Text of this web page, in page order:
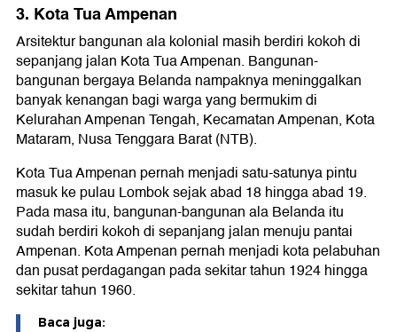
3. Kota Tua Ampenan
Arsitektur bangunan ala kolonial masih berdiri kokoh di
sepanjang jalan Kota Tua Ampenan. Bangunan-
bangunan bergaya Belanda nampaknya meninggalkan
banyak kenangan bagi warga yang bermukim di
Kelurahan Ampenan Tengah, Kecamatan Ampenan, Kota
Mataram, Nusa Tenggara Barat (NTB).
Kota Tua Ampenan pernah menjadi satu-satunya pintu
masuk ke pulau Lombok sejak abad 18 hingga abad 19.
Pada masa itu, bangunan-bangunan ala Belanda itu
sudah berdiri kokoh di sepanjang jalan menuju pantai
Ampenan. Kota Ampenan pernah menjadi kota pelabuhan
dan pusat perdagangan pada sekitar tahun 1924 hingga
sekitar tahun 1960.
Baca juga: